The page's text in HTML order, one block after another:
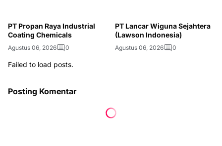
PT Propan Raya Industrial
Coating Chemicals
Agustus 06, 2026 0
PT Lancar Wiguna Sejahtera
(Lawson Indonesia)
Agustus 06, 2026 0
Failed to load posts.
Posting Komentar